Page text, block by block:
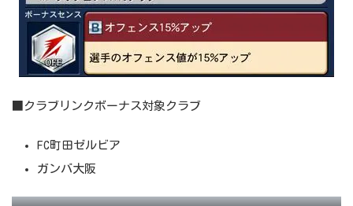
■クラブリンクボーナス対象クラブ
FC町田ゼルビア
ガンバ大阪